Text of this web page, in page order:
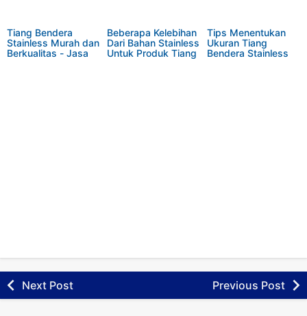
Tiang Bendera
Stainless Murah dan
Berkualitas - Jasa
Beberapa Kelebihan
Dari Bahan Stainless
Untuk Produk Tiang
Tips Menentukan
Ukuran Tiang
Bendera Stainless
Next Post Previous Post